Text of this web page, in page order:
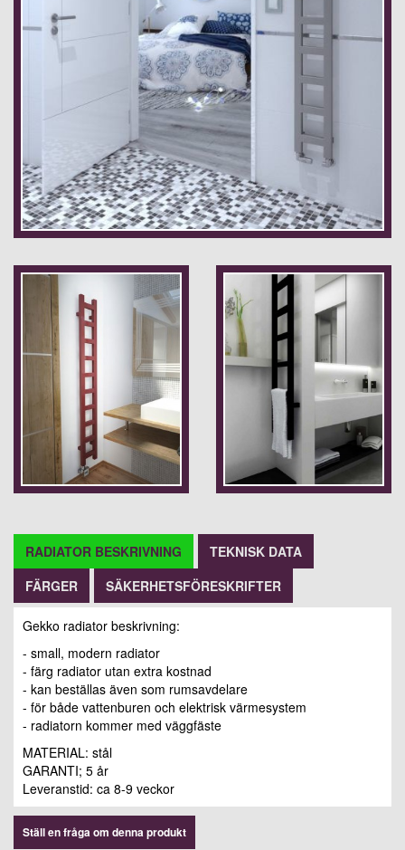
RADIATOR BESKRIVNING
TEKNISK DATA
FÄRGER
SÄKERHETSFÖRESKRIFTER
Gekko radiator beskrivning:
- small, modern radiator
- färg radiator utan extra kostnad
- kan beställas även som rumsavdelare
- för både vattenburen och elektrisk värmesystem
- radiatorn kommer med väggfäste
MATERIAL: stål
GARANTI; 5 år
Leveranstid: ca 8-9 veckor
Ställ en fråga om denna produkt